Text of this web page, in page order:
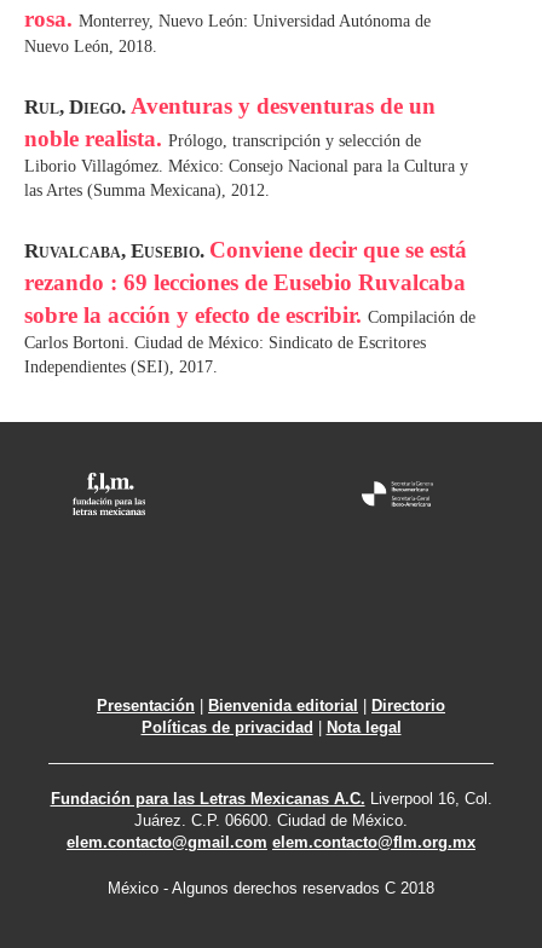
rosa. Monterrey, Nuevo León: Universidad Autónoma de
Nuevo León, 2018.
Rul, Diego. Aventuras y desventuras de un
noble realista. Prólogo, transcripción y selección de
Liborio Villagómez. México: Consejo Nacional para la Cultura y
las Artes (Summa Mexicana), 2012.
Ruvalcaba, Eusebio. Conviene decir que se está
rezando : 69 lecciones de Eusebio Ruvalcaba
sobre la acción y efecto de escribir. Compilación de
Carlos Bortoni. Ciudad de México: Sindicato de Escritores
Independientes (SEI), 2017.
Presentación | Bienvenida editorial | Directorio
Políticas de privacidad | Nota legal
Fundación para las Letras Mexicanas A.C. Liverpool 16, Col.
Juárez. C.P. 06600. Ciudad de México.
elem.contacto@gmail.com elem.contacto@flm.org.mx
México - Algunos derechos reservados C 2018